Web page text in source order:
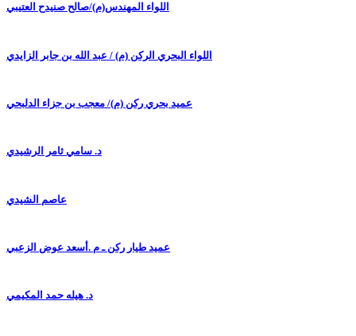
اللواء المهندس(م)/صالح صنيدح العتيبي
اللواء البحري الركن (م) / عبد الله بن جابر الزايدي
عميد بحري ركن (م)/ معجب بن جزاء الدلبحي
د. سامي ثامر الرشيدي
عاصم الشيدي
عميد طيار ركن ـ م .أسعد عوض الزعبي
د. هيله حمد المكيمي